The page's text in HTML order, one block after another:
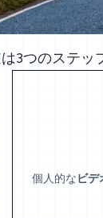
3つのステッ
個人的なビデ